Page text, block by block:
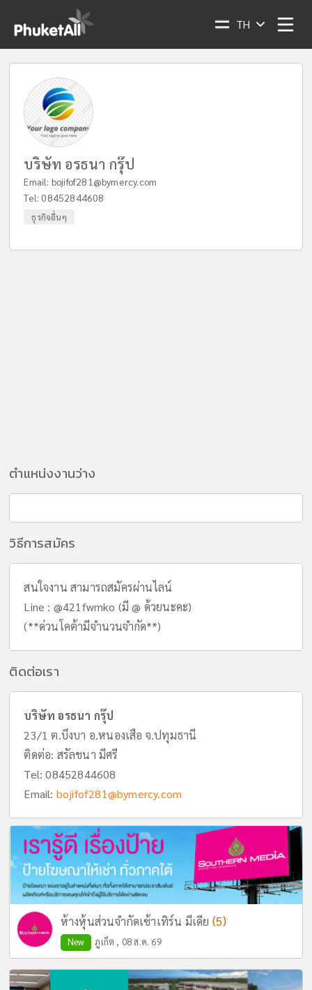
TH
บริษัท อรธนา กรุ๊ป
Email: bojifof281@bymercy.com
Tel:08452844608
ธุรกิจอื่นๆ
ตำแหน่งงานว่าง
วิธีการสมัคร
สนใจงาน สามารถสมัครผ่านไลน์
Line : @421fwmko ​(มี @ ด้วยนะคะ)
(**ด่วนโคต้ามีจำนวนจำกัด**)
ติดต่อเรา
บริษัท อรธนา กรุ๊ป
23/1 ต.บึงบา อ.หนองเสือ จ.ปทุมธานี
ติดต่อ: สรัลชนา มีศรี
Tel:08452844608
Email: bojifof281@bymercy.com
ห้างหุ้นส่วนจำกัดเซ้าเทิร์น มีเดีย (5)
New ภูเก็ต , 08 ส.ค. 69